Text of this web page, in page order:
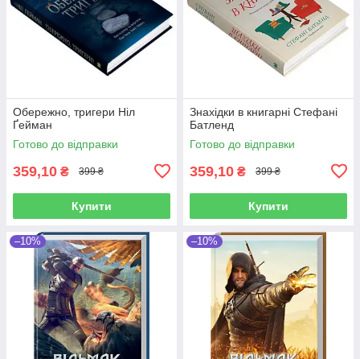
Обережно, тригери Ніл
Ґейман
Готово до відправки
359,10 ₴ 399 ₴
Купити
Знахідки в книгарні Стефані
Батленд
Готово до відправки
359,10 ₴ 399 ₴
Купити
–10% –10%